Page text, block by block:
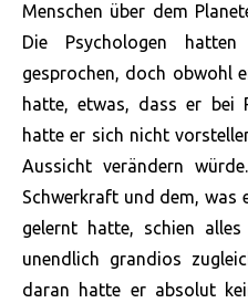
Menschen über dem
Die Psychologen
gesprochen, doch obwohl
hatte, etwas, dass er bei
hatte er sich nicht
Aussicht verändern
Schwerkraft und dem, was
gelernt hatte, schien
unendlich grandios
daran hatte er absolut